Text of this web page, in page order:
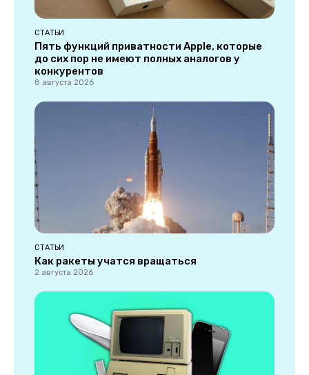
СТАТЬИ
Пять функций приватности Apple, которые
до сих пор не имеют полных аналогов у
конкурентов
8 августа 2026
СТАТЬИ
Как ракеты учатся вращаться
2 августа 2026